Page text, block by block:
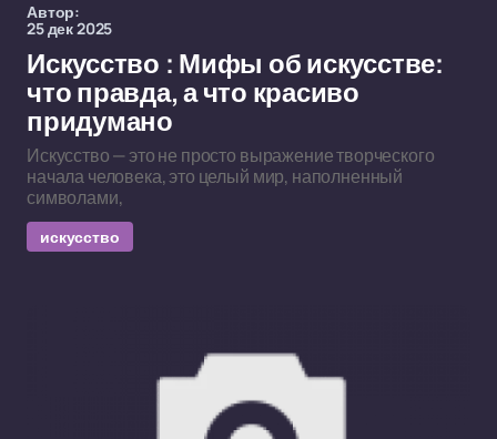
Автор:
25 дек 2025
Искусство : Мифы об искусстве:
что правда, а что красиво
придумано
Искусство — это не просто выражение творческого
начала человека, это целый мир, наполненный
символами,
искусство